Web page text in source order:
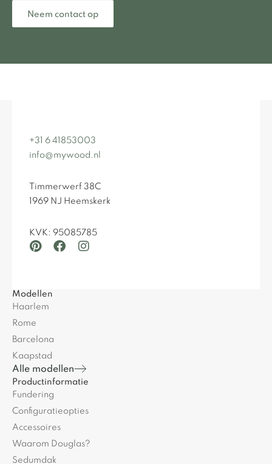
Neem contact op
+31 6 41853003
info@mywood.nl
Timmerwerf 38C
1969 NJ Heemskerk
KVK: 95085785
Modellen
Haarlem
Rome
Barcelona
Kaapstad
Alle modellen
Productinformatie
Fundering
Configuratieopties
Accessoires
Waarom Douglas?
Sedumdak